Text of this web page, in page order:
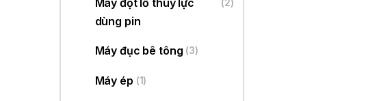
dùng pin
(2)
Máy đục bê tông (3)
Máy ép (1)